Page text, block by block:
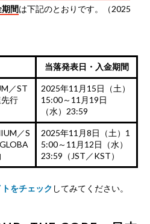
期間は下記のとおりです。（2025
当落発表日・入金期間
／ST
行
2025年11月15日（土）
15:00～11月19日
（水）23:59
／S
2025年11月8日（土）1
5:00～11月12日（水）
23:59（JST／KST）
をチェック してみてください。